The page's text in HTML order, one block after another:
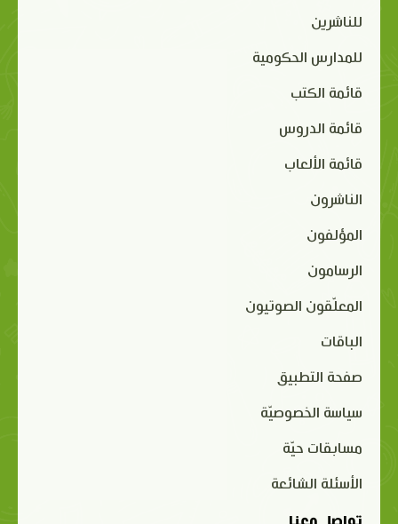
للناشرين
للمدارس الحكومية
قائمة الكتب
قائمة الدروس
قائمة الألعاب
الناشرون
المؤلفون
الرسامون
المعلّقون الصوتيون
الباقات
صفحة التطبيق
سياسة الخصوصيّة
مسابقات حيّة
الأسئلة الشائعة